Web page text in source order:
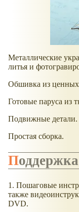
Металлические
литья и
Обшивка из ценных
Готовые паруса из
Подвижные детали.
Простая сборка.
Поддержка
1. Пошаговые
также
DVD.